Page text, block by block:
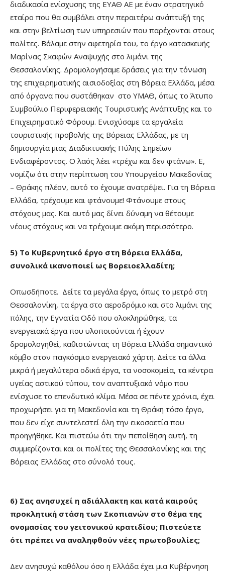
διαδικασία ενίσχυσης της ΕΥΑΘ ΑΕ με έναν στρατηγικό
εταίρο που θα συμβάλει στην περαιτέρω ανάπτυξή της
και στην βελτίωση των υπηρεσιών που παρέχονται στους
πολίτες. Βάλαμε στην αφετηρία του, το έργο κατασκευής
Μαρίνας Σκαφών Αναψυχής στο λιμάνι της
Θεσσαλονίκης. Δρομολογήσαμε δράσεις για την τόνωση
της επιχειρηματικής αισιοδοξίας στη Βόρεια Ελλάδα, μέσα
από όργανα που συστάθηκαν στο ΥΜΑΘ, όπως το Άτυπο
Συμβούλιο Περιφερειακής Τουριστικής Ανάπτυξης και το
Επιχειρηματικό Φόρουμ. Ενισχύσαμε τα εργαλεία
τουριστικής προβολής της Βόρειας Ελλάδας, με τη
δημιουργία μιας Διαδικτυακής Πύλης Σημείων
Ενδιαφέροντος. Ο λαός λέει «τρέχω και δεν φτάνω». Ε,
νομίζω ότι στην περίπτωση του Υπουργείου Μακεδονίας
– Θράκης πλέον, αυτό το έχουμε ανατρέψει. Για τη Βόρεια
Ελλάδα, τρέχουμε και φτάνουμε! Φτάνουμε στους
στόχους μας. Και αυτό μας δίνει δύναμη να θέτουμε
νέους στόχους και να τρέχουμε ακόμη περισσότερο.
5) Το Κυβερνητικό έργο στη Βόρεια Ελλάδα,
συνολικά ικανοποιεί ως Βορειοελλαδίτη;
Οπωσδήποτε. Δείτε τα μεγάλα έργα, όπως το μετρό στη
Θεσσαλονίκη, τα έργα στο αεροδρόμιο και στο λιμάνι της
πόλης, την Εγνατία Οδό που ολοκληρώθηκε, τα
ενεργειακά έργα που υλοποιούνται ή έχουν
δρομολογηθεί, καθιστώντας τη Βόρεια Ελλάδα σημαντικό
κόμβο στον παγκόσμιο ενεργειακό χάρτη. Δείτε τα άλλα
μικρά ή μεγαλύτερα οδικά έργα, τα νοσοκομεία, τα κέντρα
υγείας αστικού τύπου, τον αναπτυξιακό νόμο που
ενίσχυσε το επενδυτικό κλίμα. Μέσα σε πέντε χρόνια, έχει
προχωρήσει για τη Μακεδονία και τη Θράκη τόσο έργο,
που δεν είχε συντελεστεί όλη την εικοσαετία που
προηγήθηκε. Και πιστεύω ότι την πεποίθηση αυτή, τη
συμμερίζονται και οι πολίτες της Θεσσαλονίκης και της
Βόρειας Ελλάδας στο σύνολό τους.
6) Σας ανησυχεί η αδιάλλακτη και κατά καιρούς
προκλητική στάση των Σκοπιανών στο θέμα της
ονομασίας του γειτονικού κρατιδίου; Πιστεύετε
ότι πρέπει να αναληφθούν νέες πρωτοβουλίες;
Δεν ανησυχώ καθόλου όσο η Ελλάδα έχει μια Κυβέρνηση